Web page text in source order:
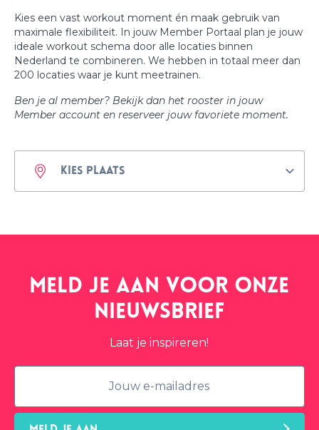
Kies een vast workout moment én maak gebruik van
maximale flexibiliteit. In jouw Member Portaal plan je jouw
ideale workout schema door alle locaties binnen
Nederland te combineren. We hebben in totaal meer dan
200 locaties waar je kunt meetrainen.
Ben je al member? Bekijk dan het rooster in jouw
Member account en reserveer jouw favoriete moment.
Meld je aan voor onze
nieuwsbrief
Laat je inspireren!